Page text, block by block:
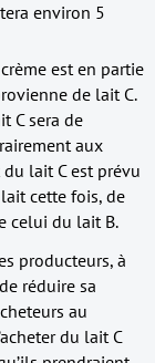
environ 5
est en partie
de lait C.
C sera de
aux
lait C est prévu
cette fois, de
celui du lait B.
producteurs, à
réduire sa
au
du lait C